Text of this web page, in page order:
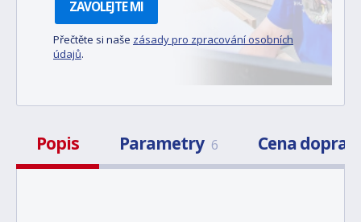
ZAVOLEJTE MI
Přečtěte si naše zásady pro zpracování osobních
údajů.
Popis Parametry 6 Cena